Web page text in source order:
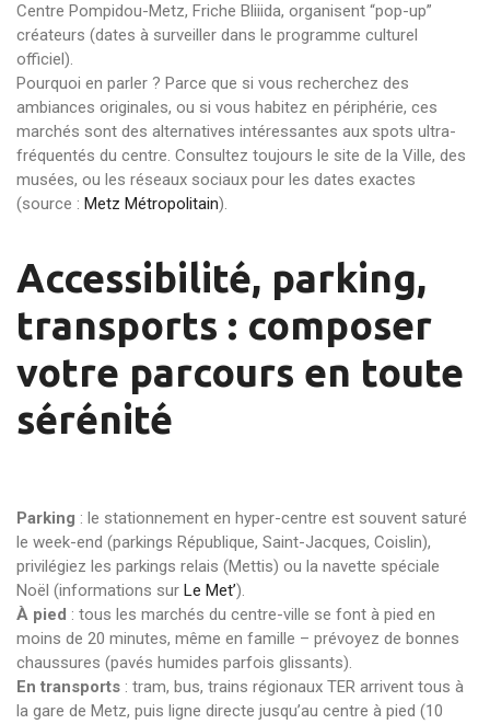
Centre Pompidou-Metz, Friche Bliiida, organisent “pop-up”
créateurs (dates à surveiller dans le programme culturel
officiel).
Pourquoi en parler ? Parce que si vous recherchez des
ambiances originales, ou si vous habitez en périphérie, ces
marchés sont des alternatives intéressantes aux spots ultra-
fréquentés du centre. Consultez toujours le site de la Ville, des
musées, ou les réseaux sociaux pour les dates exactes
(source : Metz Métropolitain).
Accessibilité, parking,
transports : composer
votre parcours en toute
sérénité
Parking : le stationnement en hyper-centre est souvent saturé
le week-end (parkings République, Saint-Jacques, Coislin),
privilégiez les parkings relais (Mettis) ou la navette spéciale
Noël (informations sur Le Met’).
À pied : tous les marchés du centre-ville se font à pied en
moins de 20 minutes, même en famille – prévoyez de bonnes
chaussures (pavés humides parfois glissants).
En transports : tram, bus, trains régionaux TER arrivent tous à
la gare de Metz, puis ligne directe jusqu’au centre à pied (10